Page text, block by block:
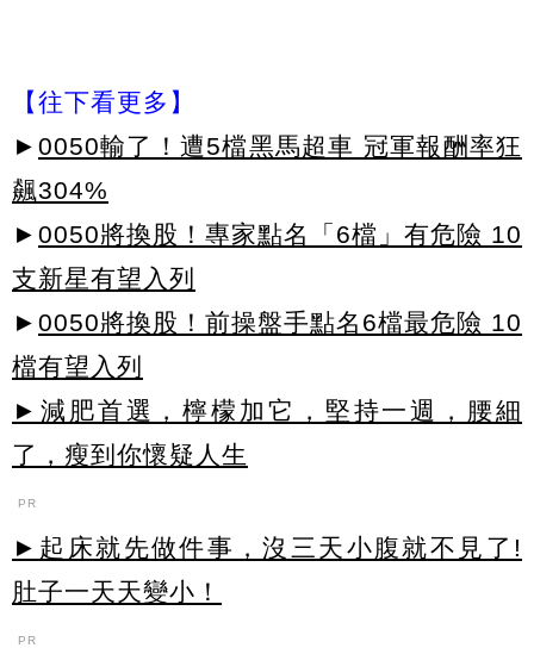
【往下看更多】
► 0050輸了！遭5檔黑馬超車 冠軍報酬率狂
飆304%
► 0050將換股！專家點名「6檔」有危險 10
支新星有望入列
► 0050將換股！前操盤手點名6檔最危險 10
檔有望入列
►減肥首選，檸檬加它，堅持一週，腰細
了，瘦到你懷疑人生
PR
►起床就先做件事，沒三天小腹就不見了!
肚子一天天變小！
PR